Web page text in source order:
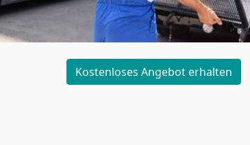
Kostenloses Angebot erhalten